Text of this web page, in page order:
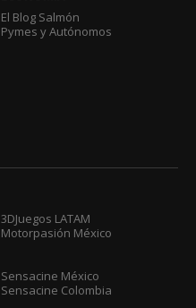
El Blog Salmón
Pymes y Autónomos
3DJuegos LATAM
Motorpasión México
Sensacine México
Sensacine Colombia